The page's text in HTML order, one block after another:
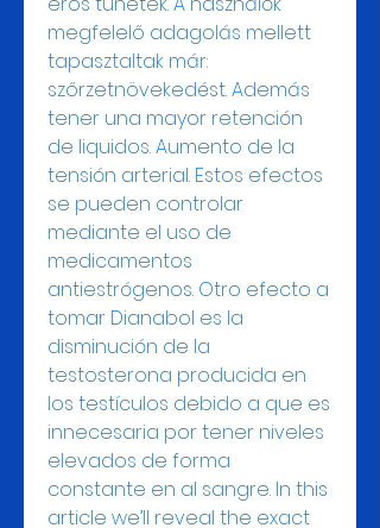
megfelelő adagolás mellett
tapasztaltak már:
szőrzetnövekedést. Además
tener una mayor retención
de liquidos. Aumento de la
tensión arterial. Estos efectos
se pueden controlar
mediante el uso de
medicamentos
antiestrógenos. Otro efecto a
tomar Dianabol es la
disminución de la
testosterona producida en
los testículos debido a que es
innecesaria por tener niveles
elevados de forma
constante en al sangre. In this
article we’ll reveal the exact